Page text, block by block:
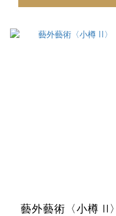
藝外藝術〈小樽 II〉